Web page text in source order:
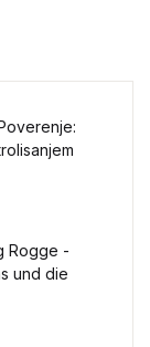
Rogge -
und die